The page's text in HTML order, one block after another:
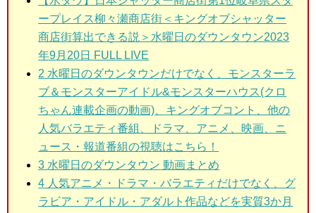
ープレイス柳々瀬商店街＜キングオブシャッター
商店街算出できる説＞水曜日のダウンタウン2023
年9月20日 FULL LIVE
2 水曜日のダウンタウンだけでなく、モンスターラ
ブ＆モンスターアイドル&モンスターハウス(クロ
ちゃん連載企画の動画)、キングオブコント、他の
人気バラエティ番組、ドラマ、アニメ、映画、ニ
ュース・報道番組の視聴はこちら！
3 水曜日のダウンタウン 動画まとめ
4 人気アニメ・ドラマ・バラエティだけでなく、グ
ラビア・アイドル・アダルト作品などを実質3か月